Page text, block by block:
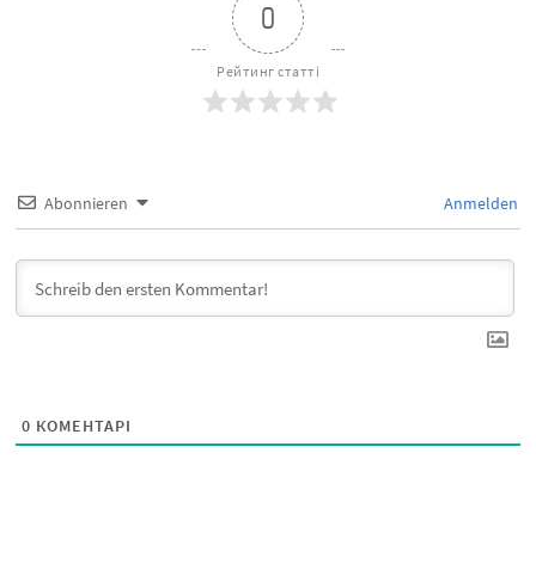
0
Рейтинг статті
Abonnieren Anmelden
0 КОМЕНТАРІ